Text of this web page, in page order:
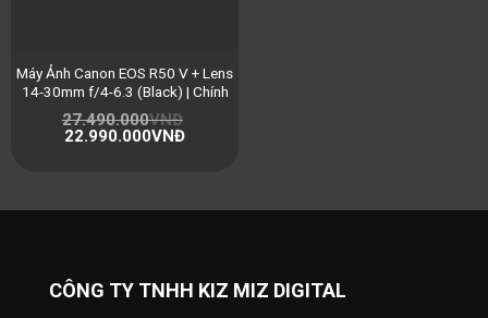
Máy Ảnh Canon EOS R50 V + Lens
14-30mm f/4-6.3 (Black) | Chính
Hãng
27.490.000VNĐ
22.990.000VNĐ
CÔNG TY TNHH KIZ MIZ DIGITAL